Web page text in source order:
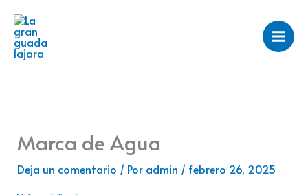
contenido
Marca de Agua
Deja un comentario / Por admin / febrero 26, 2025